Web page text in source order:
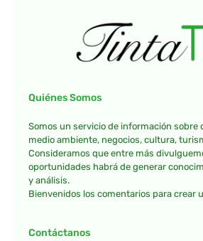
Quiénes Somos
Somos un servicio de información sobre
medio ambiente, negocios, cultura,
Consideramos que entre más
oportunidades habrá de generar
y análisis.
Bienvenidos los comentarios para crear
Contáctanos